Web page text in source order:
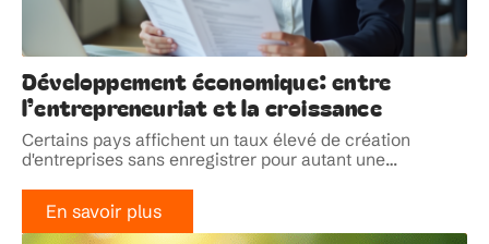
Développement économique: entre
l’entrepreneuriat et la croissance
Certains pays affichent un taux élevé de création
d'entreprises sans enregistrer pour autant une…
En savoir plus